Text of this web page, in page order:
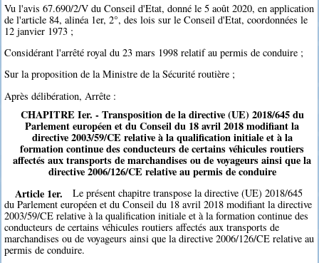
Vu l'avis 67.690/2/V du Conseil d'Etat, donné le 5 août 2020, en application
de l'article 84, alinéa 1er, 2°, des lois sur le Conseil d'Etat, coordonnées le
12 janvier 1973 ;
Considérant l'arrêté royal du 23 mars 1998 relatif au permis de conduire ;
Sur la proposition de la Ministre de la Sécurité routière ;
Après délibération, Arrête :
CHAPITRE Ier. - Transposition de la directive (UE) 2018/645 du
Parlement européen et du Conseil du 18 avril 2018 modifiant la
directive 2003/59/CE relative à la qualification initiale et à la
formation continue des conducteurs de certains véhicules routiers
affectés aux transports de marchandises ou de voyageurs ainsi que la
directive 2006/126/CE relative au permis de conduire
Article 1er.
Le présent chapitre transpose la directive (UE) 2018/645
du Parlement européen et du Conseil du 18 avril 2018 modifiant la directive
2003/59/CE relative à la qualification initiale et à la formation continue des
conducteurs de certains véhicules routiers affectés aux transports de
marchandises ou de voyageurs ainsi que la directive 2006/126/CE relative au
permis de conduire.